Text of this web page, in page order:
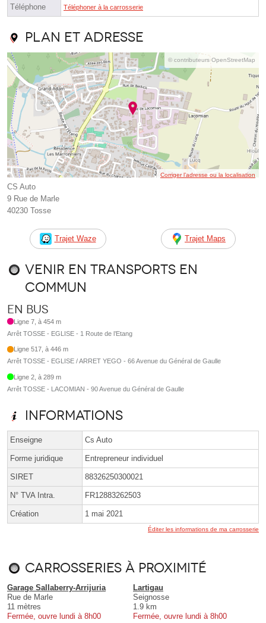
Téléphone Téléphoner à la carrosserie
Plan et adresse
© contributeurs OpenStreetMap
Corriger l’adresse ou la localisation
CS Auto
9 Rue de Marle
40230 Tosse
Trajet Waze Trajet Maps
Venir en transports en
commun
En bus
Ligne 7, à 454 m
Arrêt TOSSE - EGLISE - 1 Route de l’Etang
Ligne 517, à 446 m
Arrêt TOSSE - EGLISE / ARRET YEGO - 66 Avenue du Général de Gaulle
Ligne 2, à 289 m
Arrêt TOSSE - LACOMIAN - 90 Avenue du Général de Gaulle
Informations
Enseigne Cs Auto
Forme juridique Entrepreneur individuel
SIRET 88326250300021
N° TVA Intra. FR12883262503
Création 1 mai 2021
Éditer les informations de ma carrosserie
Carrosseries à proximité
Garage Sallaberry-Arrijuria
Rue de Marle
11 mètres
Fermée, ouvre lundi à 8h00
Lartigau
Seignosse
1.9 km
Fermée, ouvre lundi à 8h00